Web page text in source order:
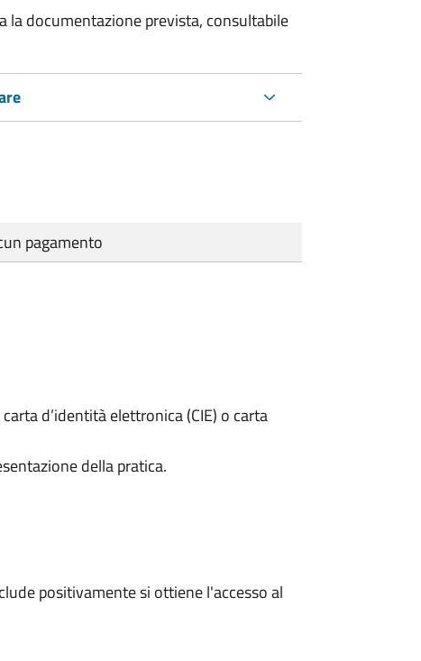
documentazione prevista, consultabile
pagamento
d’identità elettronica (CIE) o carta
della pratica.
positivamente si ottiene l'accesso al